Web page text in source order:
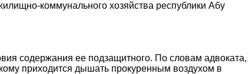
коммунального хозяйства республики Абу
содержания ее подзащитного. По словам адвоката,
приходится дышать прокуренным воздухом в